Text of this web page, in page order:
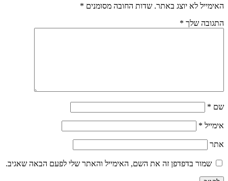
האימייל לא יוצג באתר. שדות החובה מסומנים *
התגובה שלך *
שם *
אימייל *
אתר
שמור בדפדפן זה את השם, האימייל והאתר שלי לפעם הבאה שאגיב.